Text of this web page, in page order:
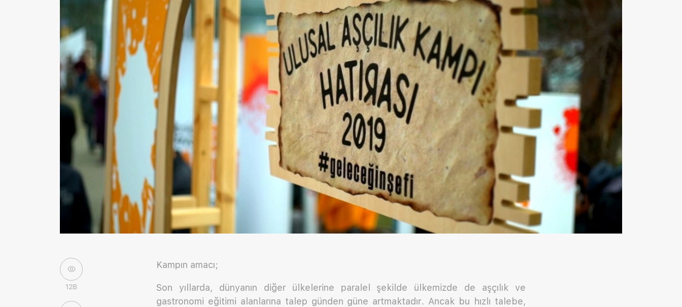
12B
Kampın amacı;
Son yıllarda, dünyanın diğer ülkelerine paralel şekilde ülkemizde de aşçılık ve
gastronomi eğitimi alanlarına talep günden güne artmaktadır. Ancak bu hızlı talebe,